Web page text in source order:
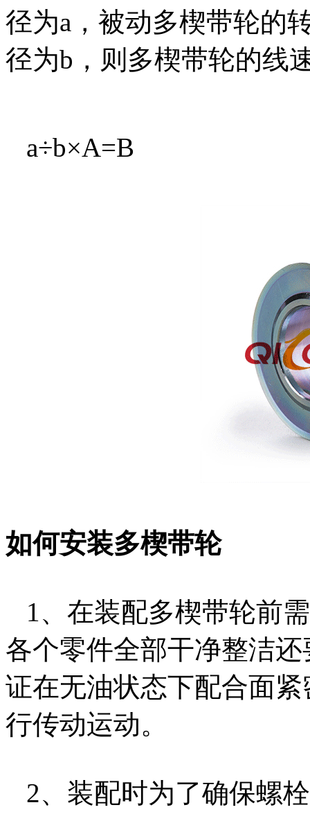
径为a，被动多楔带轮的
径为b，则多楔带轮的线
a÷b×A=B
如何安装多楔带轮
1、在装配多楔带轮前
各个零件全部干净整洁
证在无油状态下配合面
行传动运动。
2、装配时为了确保螺